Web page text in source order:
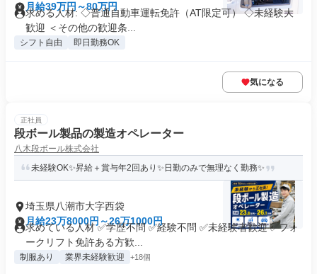
月給39万円～80万円
求める人材: ◇普通自動車運転免許（AT限定可） ◇未経験大
歓迎 ＜その他の歓迎条...
シフト自由 即日勤務OK
気になる
正社員
段ボール製品の製造オペレーター
八木段ボール株式会社
未経験OK✨昇給＋賞与年2回あり✨日勤のみで無理なく勤務✨
埼玉県八潮市大字西袋
月給23万8000円～26万1000円
求めている人材 ✅学歴不問 ✅経験不問 ✅未経験者歓迎 ✅フォ
ークリフト免許ある方歓...
制服あり 業界未経験歓迎 +18個